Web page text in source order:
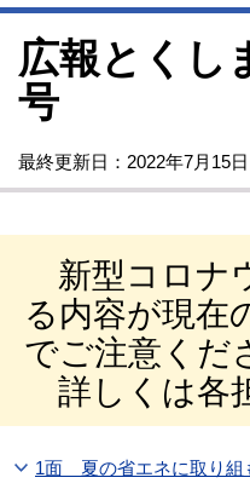
広報とく
号
最終更新日：2022年7月15日
新型コロナ
る内容が現在
でご注意くだ
詳しくは各
1面 夏の省エネに取り組